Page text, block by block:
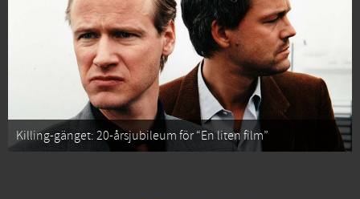
Killing-gänget: 20-årsjubileum för “En liten film”